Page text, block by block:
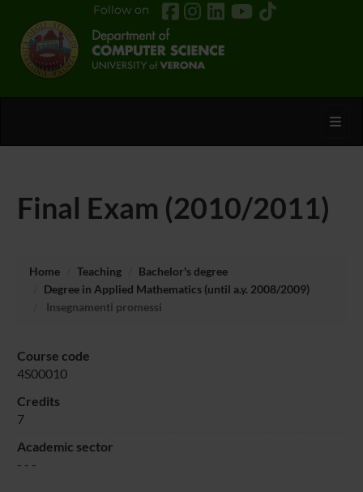
Follow on
Final Exam (2010/2011)
Home Teaching
Bachelor's degree
Degree in Applied Mathematics (until a.y. 2008/2009)
Insegnamenti promessi
Course code
4S00010
Credits
7
Academic sector
- - -